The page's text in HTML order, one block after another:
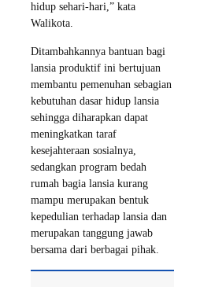
hidup sehari-hari,” kata
Walikota.
Ditambahkannya bantuan bagi
lansia produktif ini bertujuan
membantu pemenuhan sebagian
kebutuhan dasar hidup lansia
sehingga diharapkan dapat
meningkatkan taraf
kesejahteraan sosialnya,
sedangkan program bedah
rumah bagia lansia kurang
mampu merupakan bentuk
kepedulian terhadap lansia dan
merupakan tanggung jawab
bersama dari berbagai pihak.